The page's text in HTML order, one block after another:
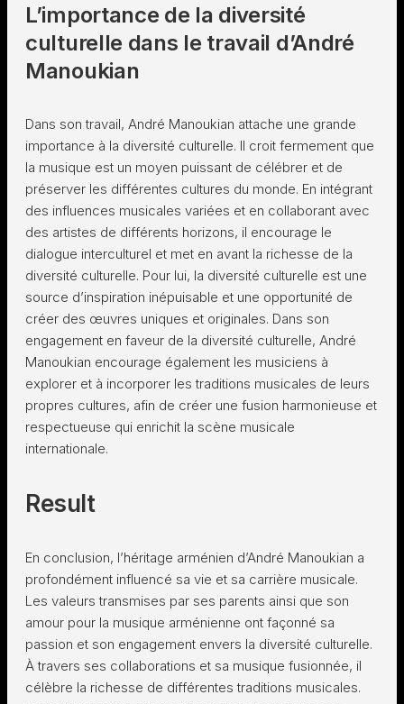
L’importance de la diversité
culturelle dans le travail d’André
Manoukian
Dans son travail, André Manoukian attache une grande
importance à la diversité culturelle. Il croit fermement que
la musique est un moyen puissant de célébrer et de
préserver les différentes cultures du monde. En intégrant
des influences musicales variées et en collaborant avec
des artistes de différents horizons, il encourage le
dialogue interculturel et met en avant la richesse de la
diversité culturelle. Pour lui, la diversité culturelle est une
source d’inspiration inépuisable et une opportunité de
créer des œuvres uniques et originales. Dans son
engagement en faveur de la diversité culturelle, André
Manoukian encourage également les musiciens à
explorer et à incorporer les traditions musicales de leurs
propres cultures, afin de créer une fusion harmonieuse et
respectueuse qui enrichit la scène musicale
internationale.
Result
En conclusion, l’héritage arménien d’André Manoukian a
profondément influencé sa vie et sa carrière musicale.
Les valeurs transmises par ses parents ainsi que son
amour pour la musique arménienne ont façonné sa
passion et son engagement envers la diversité culturelle.
À travers ses collaborations et sa musique fusionnée, il
célèbre la richesse de différentes traditions musicales.